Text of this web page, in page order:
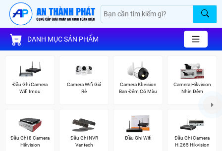
DANH MỤC SẢN PHẨM
Đầu Ghi Camera
Wifi Imou
Camera Wifi Giá
Rẻ
Camera Kbvision
Ban Đêm Có Màu
Camera Hikvision
Nhìn Đêm
Đầu Ghi 8 Camera
Hikvision
Đầu Ghi NVR
Vantech
Đầu Ghi Wifi
Đầu Ghi Camera
H.265 Hikvision